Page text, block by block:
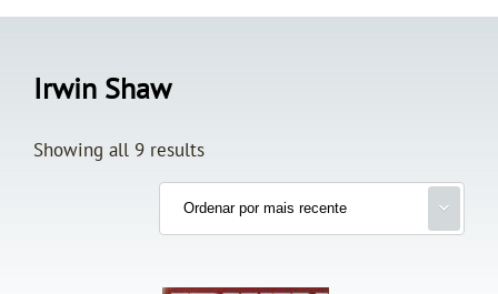
Irwin Shaw
Showing all 9 results